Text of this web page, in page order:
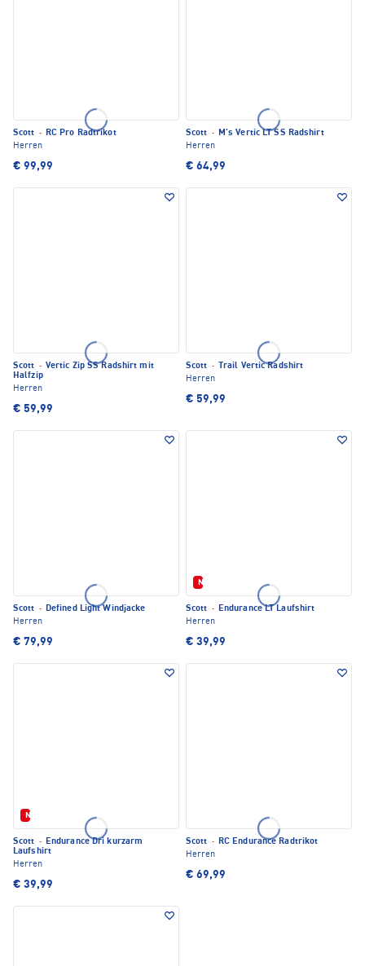
Scott · RC Pro Radtrikot
Herren
€ 99,99
Scott · M's Vertic LT SS Radshirt
Herren
€ 64,99
Scott · Vertic Zip SS Radshirt mit
Halfzip
Herren
€ 59,99
Scott ·
Trail Vertic Radshirt
Herren
€ 59,99
Scott · Defined Light Windjacke
Herren
€ 79,99
Neu
Scott · Endurance LT Laufshirt
Herren
€ 39,99
Neu
Scott · Endurance Dri kurzarm
Laufshirt
Herren
€ 39,99
Scott · RC Endurance Radtrikot
Herren
€ 69,99